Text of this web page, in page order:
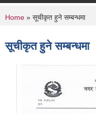
You are here
Home » सूचीकृत हुने सम्बन्धमा
सूचीकृत हुने सम्बन्धमा